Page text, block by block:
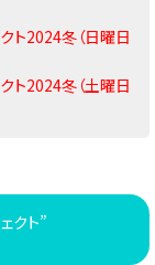
ト2024冬（日曜日
ト2024冬（土曜日
クト”